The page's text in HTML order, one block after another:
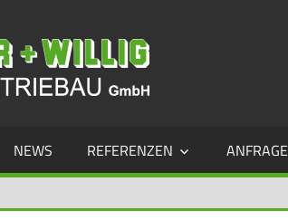
BAUR
&
NEWS REFERENZEN ANFRAGE